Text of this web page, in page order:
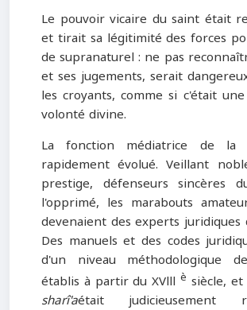
Le pouvoir vicaire du saint était
et tirait sa légitimité des forces
de supranaturel : ne pas
et ses jugements, serait
les croyants, comme si c'était
volonté divine.
La fonction médiatrice de la
rapidement évolué. Veillant
prestige, défenseurs sincères
l'opprimé, les marabouts
devenaient des experts
Des manuels et des codes
d'un niveau méthodologique
établis à partir du XVlll è siècle,
sharî'aétait judicieusement